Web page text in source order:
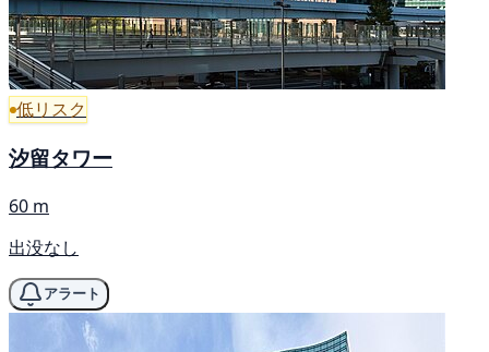
低リスク
汐留タワー
60 m
出没なし
アラート